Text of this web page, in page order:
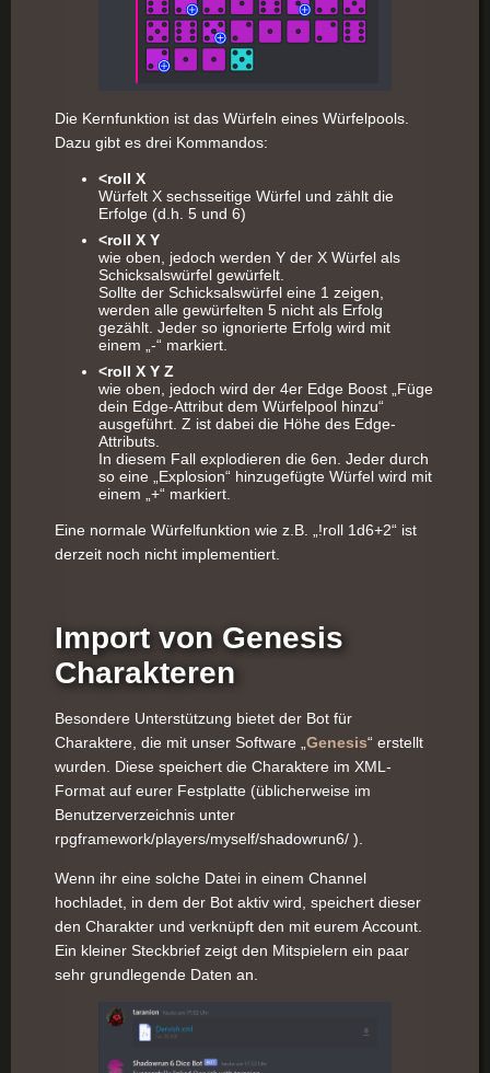
Die Kernfunktion ist das Würfeln eines Würfelpools.
Dazu gibt es drei Kommandos:
<roll X
Würfelt X sechsseitige Würfel und zählt die
Erfolge (d.h. 5 und 6)
<roll X Y
wie oben, jedoch werden Y der X Würfel als
Schicksalswürfel gewürfelt.
Sollte der Schicksalswürfel eine 1 zeigen,
werden alle gewürfelten 5 nicht als Erfolg
gezählt. Jeder so ignorierte Erfolg wird mit
einem „-“ markiert.
<roll X Y Z
wie oben, jedoch wird der 4er Edge Boost „Füge
dein Edge-Attribut dem Würfelpool hinzu“
ausgeführt. Z ist dabei die Höhe des Edge-
Attributs.
In diesem Fall explodieren die 6en. Jeder durch
so eine „Explosion“ hinzugefügte Würfel wird mit
einem „+“ markiert.
Eine normale Würfelfunktion wie z.B. „!roll 1d6+2“ ist
derzeit noch nicht implementiert.
Import von Genesis
Charakteren
Besondere Unterstützung bietet der Bot für
Charaktere, die mit unser Software „Genesis“ erstellt
wurden. Diese speichert die Charaktere im XML-
Format auf eurer Festplatte (üblicherweise im
Benutzerverzeichnis unter
rpgframework/players/myself/shadowrun6/ ).
Wenn ihr eine solche Datei in einem Channel
hochladet, in dem der Bot aktiv wird, speichert dieser
den Charakter und verknüpft den mit eurem Account.
Ein kleiner Steckbrief zeigt den Mitspielern ein paar
sehr grundlegende Daten an.